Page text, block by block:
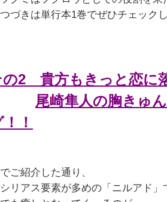
づきは単行本1巻でぜひチェック
の2 貴方もきっと恋に
尾崎隼人の胸きゅ
！
ご紹介した通り、
リアス要素が多めの「ニルアド」